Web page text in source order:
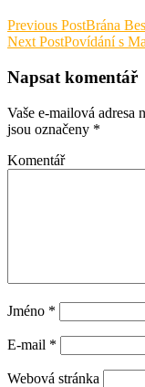
Previous PostBrána
Next PostPovídání s
Napsat komentář
Vaše e-mailová adresa
jsou označeny *
Komentář
Jméno *
E-mail *
Webová stránka